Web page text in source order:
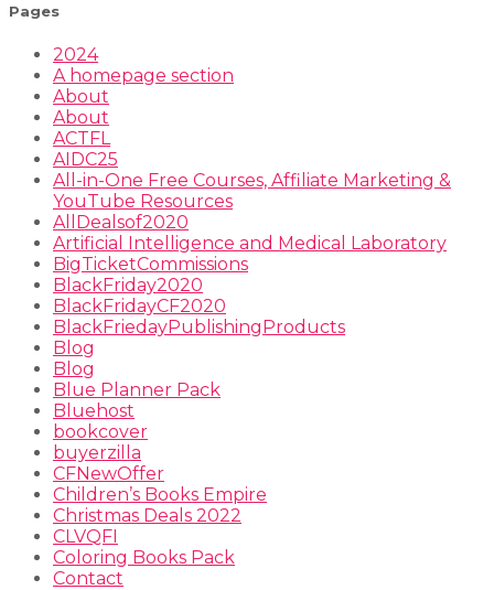
Pages
2024
A homepage section
About
About
ACTFL
AIDC25
All-in-One Free Courses, Affiliate Marketing &
YouTube Resources
AllDealsof2020
Artificial Intelligence and Medical Laboratory
BigTicketCommissions
BlackFriday2020
BlackFridayCF2020
BlackFriedayPublishingProducts
Blog
Blog
Blue Planner Pack
Bluehost
bookcover
buyerzilla
CFNewOffer
Children’s Books Empire
Christmas Deals 2022
CLVQFI
Coloring Books Pack
Contact